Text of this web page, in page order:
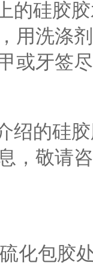
的硅胶
用洗涤
或牙签
绍的硅
，敬请
化包胶